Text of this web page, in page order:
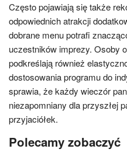
Często pojawiają się także
odpowiednich atrakcji
dobrane menu potrafi
uczestników imprezy. Osoby
podkreślają również
dostosowania programu do
sprawia, że każdy wieczór
niezapomniany dla przyszłej
przyjaciółek.
Polecamy zobaczyć